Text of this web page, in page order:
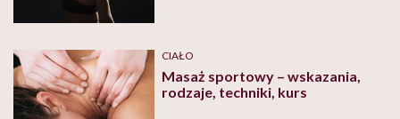
CIAŁO
Masaż sportowy – wskazania,
rodzaje, techniki, kurs